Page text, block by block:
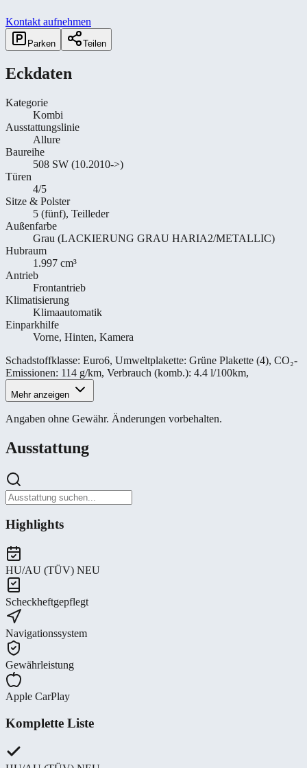
Kontakt aufnehmen
Parken Teilen
Eckdaten
Kategorie
Kombi
Ausstattungslinie
Allure
Baureihe
508 SW (10.2010->)
Türen
4/5
Sitze & Polster
5 (fünf), Teilleder
Außenfarbe
Grau (LACKIERUNG GRAU HARIA2/METALLIC)
Hubraum
1.997 cm³
Antrieb
Frontantrieb
Klimatisierung
Klimaautomatik
Einparkhilfe
Vorne, Hinten, Kamera
Schadstoffklasse: Euro6, Umweltplakette: Grüne Plakette (4), CO₂-
Emissionen: 114 g/km, Verbrauch (komb.): 4.4 l/100km,
Mehr anzeigen
Angaben ohne Gewähr. Änderungen vorbehalten.
Ausstattung
Highlights
HU/AU (TÜV) NEU
Scheckheftgepflegt
Navigationssystem
Gewährleistung
Apple CarPlay
Komplette Liste